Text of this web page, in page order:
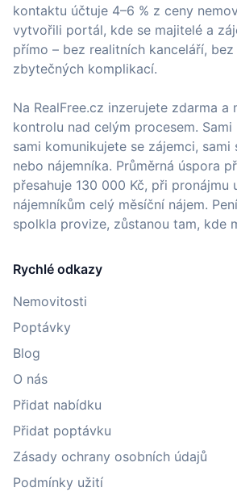
kontaktu účtuje 4–6 % z ceny
vytvořili portál, kde se majitelé a
přímo – bez realitních kanceláří,
zbytečných komplikací.
Na RealFree.cz inzerujete zdarma a
kontrolu nad celým procesem. Sami
sami komunikujete se zájemci,
nebo nájemníka. Průměrná úspora
přesahuje 130 000 Kč, při pronájmu
nájemníkům celý měsíční nájem.
spolkla provize, zůstanou tam, kde
Rychlé odkazy
Nemovitosti
Poptávky
Blog
O nás
Přidat nabídku
Přidat poptávku
Zásady ochrany osobních údajů
Podmínky užití